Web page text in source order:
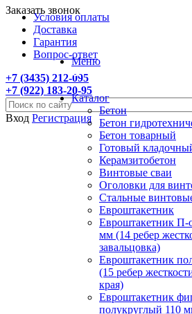
Условия оплаты
Доставка
Гарантия
Вопрос-ответ
+7 (3435) 212-095
+7 (922) 183-20-95
Заказать звонок
Вход Регистрация
Меню
Каталог
Бетон
Бетон
Бетон товарный
Готовый
Керамзитобетон
Винтовые сваи
Оголовки для
Стальные
Евроштакетник
Евроштакетник П-
мм (14 ребер
завальцовка)
Евроштакетник
(15 ребер
края)
Евроштакетник
полукруглый 110